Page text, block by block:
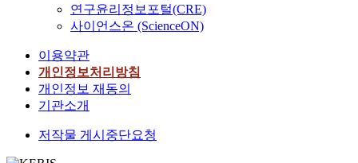
연구윤리정보포털(CRE)
사이언스온 (ScienceON)
이용약관
개인정보처리방침
개인정보 재동의
기관소개
저작물 게시중단요청